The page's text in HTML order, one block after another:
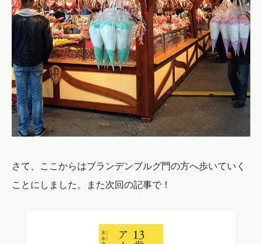
さて、ここからはブランデンブルグ門の方へ歩いていく
ことにしました。また次回の記事で！